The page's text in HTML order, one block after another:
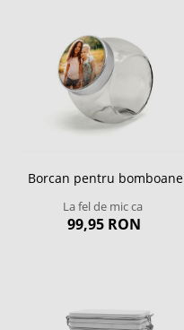
Borcan pentru bomboane
La fel de mic ca
99,95 RON